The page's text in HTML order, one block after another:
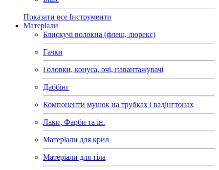
Показати все Інструменти
Матеріали
Блискучі волокна (флеш, люрекс)
Гачки
Головки, конуса, очі, навантажувачі
Даббінг
Компоненти мушок на трубках і вадінгтонах
Лаки, Фарби та ін.
Матеріали для крил
Матеріали для тіла